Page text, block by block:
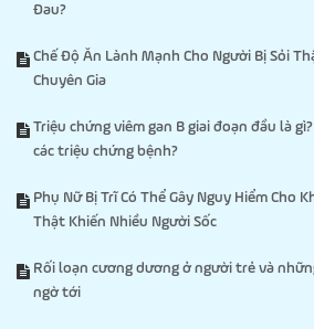
Đau?
Chế Độ Ăn Lành Mạnh Cho Người Bị Sỏi
Chuyên Gia
Triệu chứng viêm gan B giai đoạn đầu là
các triệu chứng bệnh?
Phụ Nữ Bị Trĩ Có Thể Gây Nguy Hiểm Cho
Thật Khiến Nhiều Người Sốc
Rối loạn cương dương ở người trẻ và
ngờ tới